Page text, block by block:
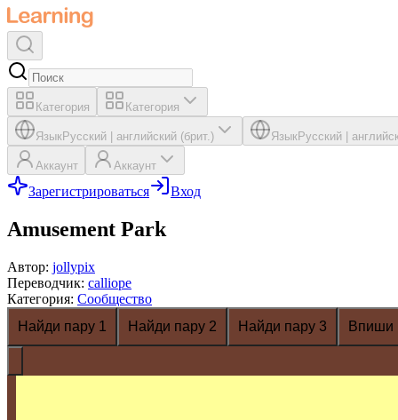
Категория Категория
ЯзыкРусский английский (брит.) ЯзыкРусский
Аккаунт Аккаунт
Зарегистрироваться Вход
Amusement Park
Автор: jollypix
Переводчик: calliope
Категория: Сообщество
Найди пару 1
Найди пару 2 Найди пару 3 Впиши